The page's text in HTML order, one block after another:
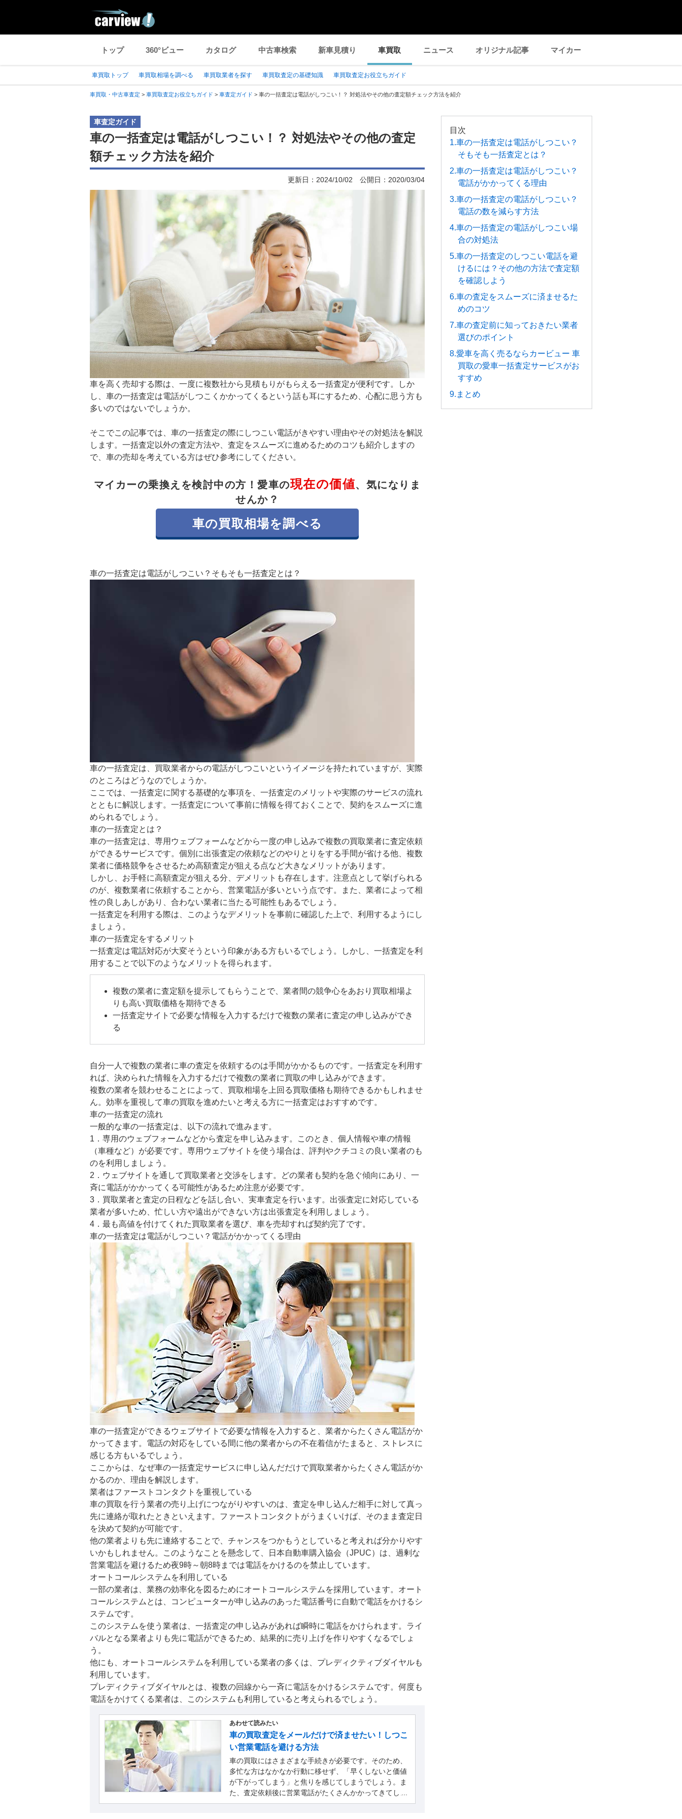
トップ 360°ビュー カタログ 中古車検索 新車見積り 車買取 ニュース オリジナル記事 マイカー
車買取トップ 車買取相場を調べる 車買取業者を探す 車買取査定の基礎知識 車買取査定お役立ちガイド
車買取・中古車査定 > 車買取査定お役立ちガイド > 車査定ガイド > 車の一括査定は電話がしつこい！？ 対処法やその他の査定額チェック方法を紹介
車査定ガイド
車の一括査定は電話がしつこい！？ 対処法やその他の査定
額チェック方法を紹介
公開日： 2020/03/04
更新日： 2024/10/02
車を高く売却する際は、一度に複数社から見積もりがもらえる一括査定が便利です。しか
し、車の一括査定は電話がしつこくかかってくるという話も耳にするため、心配に思う方も
多いのではないでしょうか。
そこでこの記事では、車の一括査定の際にしつこい電話がきやすい理由やその対処法を解説
します。一括査定以外の査定方法や、査定をスムーズに進めるためのコツも紹介しますの
で、車の売却を考えている方はぜひ参考にしてください。
目次
1.車の一括査定は電話がしつこい？
そもそも一括査定とは？
2.車の一括査定は電話がしつこい？
電話がかかってくる理由
3.車の一括査定の電話がしつこい？
電話の数を減らす方法
4.車の一括査定の電話がしつこい場
合の対処法
5.車の一括査定のしつこい電話を避
けるには？その他の方法で査定額
を確認しよう
6.車の査定をスムーズに済ませるた
めのコツ
7.車の査定前に知っておきたい業者
選びのポイント
8.愛車を高く売るならカービュー 車
買取の愛車一括査定サービスがお
すすめ
9.まとめ
マイカーの乗換えを検討中の方！愛車の現在の価値、気になりま
せんか？
車の買取相場を調べる
車の一括査定は電話がしつこい？そもそも一括査定とは？
車の一括査定は、買取業者からの電話がしつこいというイメージを持たれていますが、実際
のところはどうなのでしょうか。
ここでは、一括査定に関する基礎的な事項を、一括査定のメリットや実際のサービスの流れ
とともに解説します。一括査定について事前に情報を得ておくことで、契約をスムーズに進
められるでしょう。
車の一括査定とは？
車の一括査定は、専用ウェブフォームなどから一度の申し込みで複数の買取業者に査定依頼
ができるサービスです。個別に出張査定の依頼などのやりとりをする手間が省ける他、複数
業者に価格競争をさせるため高額査定が狙える点など大きなメリットがあります。
しかし、お手軽に高額査定が狙える分、デメリットも存在します。注意点として挙げられる
のが、複数業者に依頼することから、営業電話が多いという点です。また、業者によって相
性の良しあしがあり、合わない業者に当たる可能性もあるでしょう。
一括査定を利用する際は、このようなデメリットを事前に確認した上で、利用するようにし
ましょう。
車の一括査定をするメリット
一括査定は電話対応が大変そうという印象がある方もいるでしょう。しかし、一括査定を利
用することで以下のようなメリットを得られます。
複数の業者に査定額を提示してもらうことで、業者間の競争心をあおり買取相場よ
りも高い買取価格を期待できる
一括査定サイトで必要な情報を入力するだけで複数の業者に査定の申し込みができ
る
自分一人で複数の業者に車の査定を依頼するのは手間がかかるものです。一括査定を利用す
れば、決められた情報を入力するだけで複数の業者に買取の申し込みができます。
複数の業者を競わせることによって、買取相場を上回る買取価格も期待できるかもしれませ
ん。効率を重視して車の買取を進めたいと考える方に一括査定はおすすめです。
車の一括査定の流れ
一般的な車の一括査定は、以下の流れで進みます。
1．専用のウェブフォームなどから査定を申し込みます。このとき、個人情報や車の情報
（車種など）が必要です。専用ウェブサイトを使う場合は、評判やクチコミの良い業者のも
のを利用しましょう。
2．ウェブサイトを通して買取業者と交渉をします。どの業者も契約を急ぐ傾向にあり、一
斉に電話がかかってくる可能性があるため注意が必要です。
3．買取業者と査定の日程などを話し合い、実車査定を行います。出張査定に対応している
業者が多いため、忙しい方や遠出ができない方は出張査定を利用しましょう。
4．最も高値を付けてくれた買取業者を選び、車を売却すれば契約完了です。
車の一括査定は電話がしつこい？電話がかかってくる理由
車の一括査定ができるウェブサイトで必要な情報を入力すると、業者からたくさん電話がか
かってきます。電話の対応をしている間に他の業者からの不在着信がたまると、ストレスに
感じる方もいるでしょう。
ここからは、なぜ車の一括査定サービスに申し込んだだけで買取業者からたくさん電話がか
かるのか、理由を解説します。
業者はファーストコンタクトを重視している
車の買取を行う業者の売り上げにつながりやすいのは、査定を申し込んだ相手に対して真っ
先に連絡が取れたときといえます。ファーストコンタクトがうまくいけば、そのまま査定日
を決めて契約が可能です。
他の業者よりも先に連絡することで、チャンスをつかもうとしていると考えれば分かりやす
いかもしれません。このようなことを懸念して、日本自動車購入協会（JPUC）は、過剰な
営業電話を避けるため夜9時～朝8時までは電話をかけるのを禁止しています。
オートコールシステムを利用している
一部の業者は、業務の効率化を図るためにオートコールシステムを採用しています。オート
コールシステムとは、コンピューターが申し込みのあった電話番号に自動で電話をかけるシ
ステムです。
このシステムを使う業者は、一括査定の申し込みがあれば瞬時に電話をかけられます。ライ
バルとなる業者よりも先に電話ができるため、結果的に売り上げを作りやすくなるでしょ
う。
他にも、オートコールシステムを利用している業者の多くは、プレディクティブダイヤルも
利用しています。
プレディクティブダイヤルとは、複数の回線から一斉に電話をかけるシステムです。何度も
電話をかけてくる業者は、このシステムも利用していると考えられるでしょう。
あわせて読みたい
車の買取査定をメールだけで済ませたい！しつこ
い営業電話を避ける方法
車の買取にはさまざまな手続きが必要です。そのため、
多忙な方はなかなか行動に移せず、「早くしないと価値
が下がってしまう」と焦りを感じてしまうでしょう。ま
た、査定依頼後に営業電話がたくさんかかってきてしま
うケースもあります。気後れし、車の買取をメールのみ